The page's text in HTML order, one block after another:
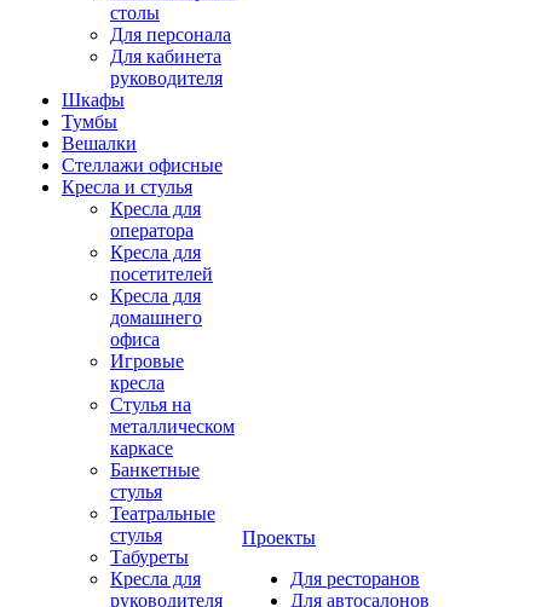
столы
Для персонала
Для кабинета
руководителя
Шкафы
Тумбы
Вешалки
Стеллажи офисные
Кресла и стулья
Кресла для
оператора
Кресла для
посетителей
Кресла для
домашнего
офиса
Игровые
кресла
Стулья на
металлическом
каркасе
Банкетные
стулья
Театральные
стулья
Табуреты
Кресла для
руководителя
Проекты
Для ресторанов
Для автосалонов